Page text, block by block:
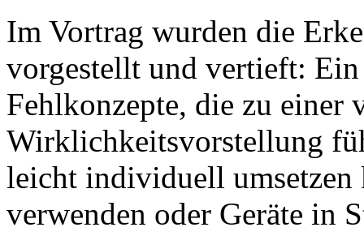
Im Vortrag wurden die
vorgestellt und vertieft: Ein
Fehlkonzepte, die zu einer
Wirklichkeitsvorstellung
leicht individuell
verwenden oder Geräte in